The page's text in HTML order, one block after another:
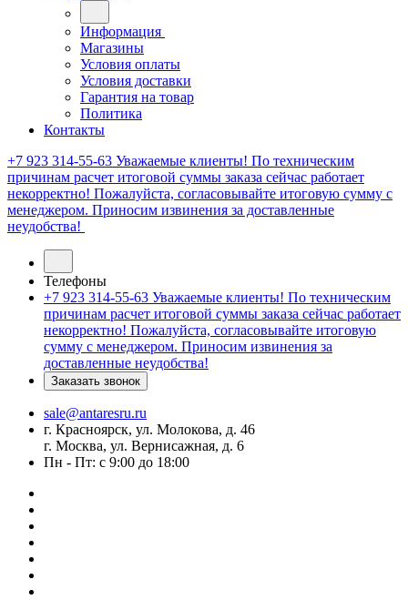
Информация
Магазины
Условия оплаты
Условия доставки
Гарантия на товар
Политика
Контакты
+7 923 314-55-63 Уважаемые клиенты! По техническим
причинам расчет итоговой суммы заказа сейчас работает
некорректно! Пожалуйста, согласовывайте итоговую сумму с
менеджером. Приносим извинения за доставленные
неудобства!
Телефоны
+7 923 314-55-63 Уважаемые клиенты! По техническим
причинам расчет итоговой суммы заказа сейчас работает
некорректно! Пожалуйста, согласовывайте итоговую
сумму с менеджером. Приносим извинения за
доставленные неудобства!
Заказать звонок
sale@antaresru.ru
г. Красноярск, ул. Молокова, д. 46
г. Москва, ул. Вернисажная, д. 6
Пн - Пт: с 9:00 до 18:00